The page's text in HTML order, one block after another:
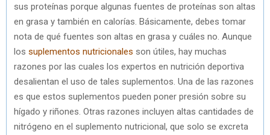
sus proteínas porque algunas fuentes de proteínas son altas
en grasa y también en calorías. Básicamente, debes tomar
nota de qué fuentes son altas en grasa y cuáles no. Aunque
los suplementos nutricionales son útiles, hay muchas
razones por las cuales los expertos en nutrición deportiva
desalientan el uso de tales suplementos. Una de las razones
es que estos suplementos pueden poner presión sobre su
hígado y riñones. Otras razones incluyen altas cantidades de
nitrógeno en el suplemento nutricional, que solo se excreta